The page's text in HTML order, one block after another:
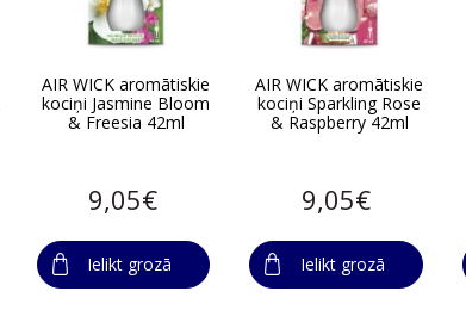
AIR WICK aromātiskie
kociņi Jasmine Bloom
& Freesia 42ml
9,05€
Ielikt grozā
AIR WICK aromātiskie
kociņi Sparkling Rose
& Raspberry 42ml
9,05€
Ielikt grozā